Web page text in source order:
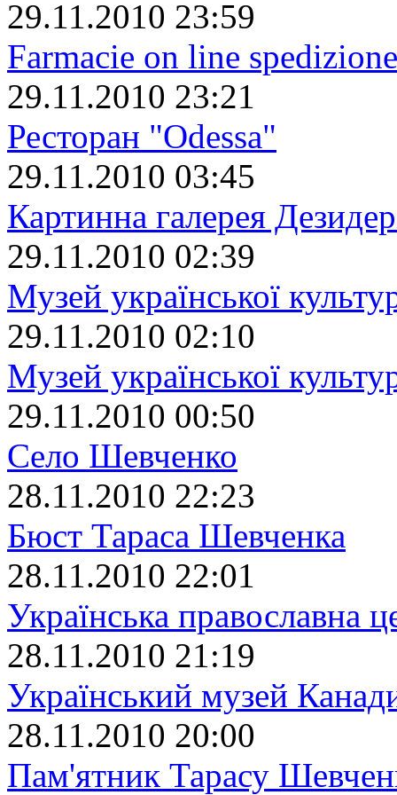
29.11.2010 23:59
Farmacie on line
29.11.2010 23:21
Ресторан "Odessa"
29.11.2010 03:45
Картинна галерея
29.11.2010 02:39
Музей української
29.11.2010 02:10
Музей української
29.11.2010 00:50
Село Шевченко
28.11.2010 22:23
Бюст Тараса Шевченка
28.11.2010 22:01
Українська православна
28.11.2010 21:19
Український музей
28.11.2010 20:00
Пам'ятник Тарасу